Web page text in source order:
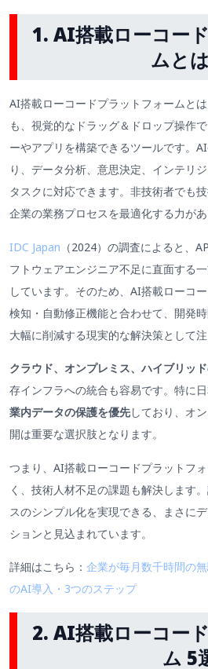
1. AI搭載ローコー
ムと
AI搭載ローコードプラットフォームと
も、視覚的なドラッグ＆ドロップ操作
ーやアプリを構築できるツールです。
り、データ分析、意思決定、インテリ
タスクに対応できます。非技術者でも
企業の業務プロセスを最適化する力があ
IDC Japan （2024）の調査によると、
フトウェアエンジニア不足に直面する
しています。そのため、AI搭載ローコ
検知・自動修正機能と合わせて、開発
大幅に削減する現実的な解決策として注
クラウド、オンプレミス、ハイブリッ
存インフラへの統合も容易です。特に日
業内データの保護を優先しており、オ
開は重要な選択肢となります。
つまり、AI搭載ローコードプラットフ
く、技術人材不足の課題も解決します
スのシンプル化を実現できる、まさに
ションと見込まれています。
詳細はこちら： 企業が毎月数千時間の
のAI導入・3つのステップ
2. AI搭載ローコー
ム 5